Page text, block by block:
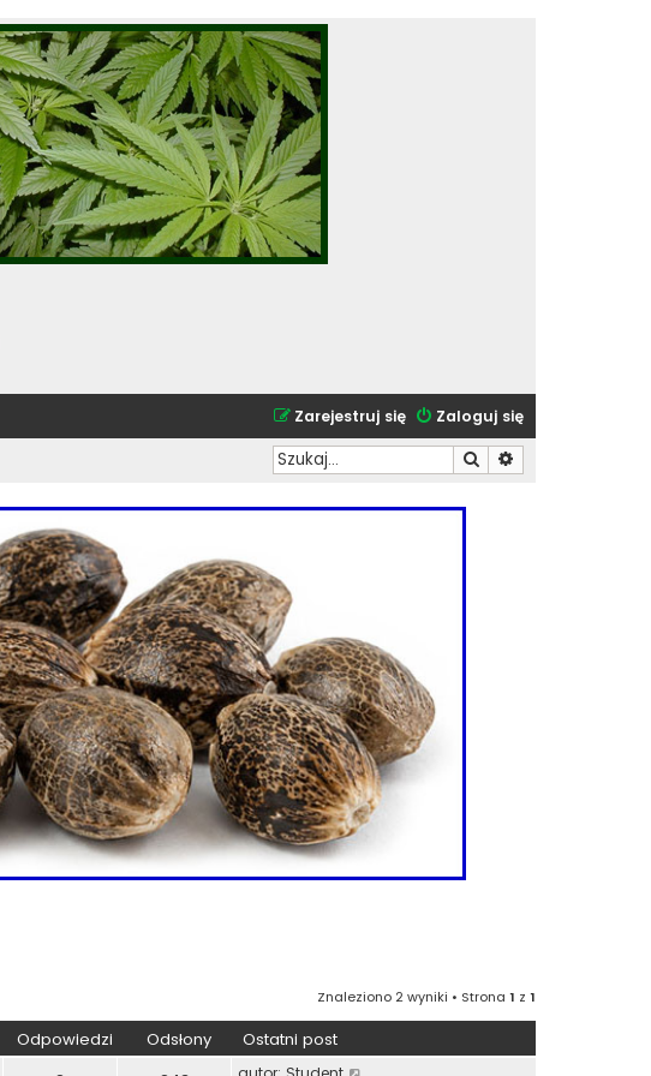
Zaloguj się
Zarejestruj się
Szukaj
Znaleziono 2 wyniki • Strona 1 z 1
Odpowiedzi Odsłony Ostatni post